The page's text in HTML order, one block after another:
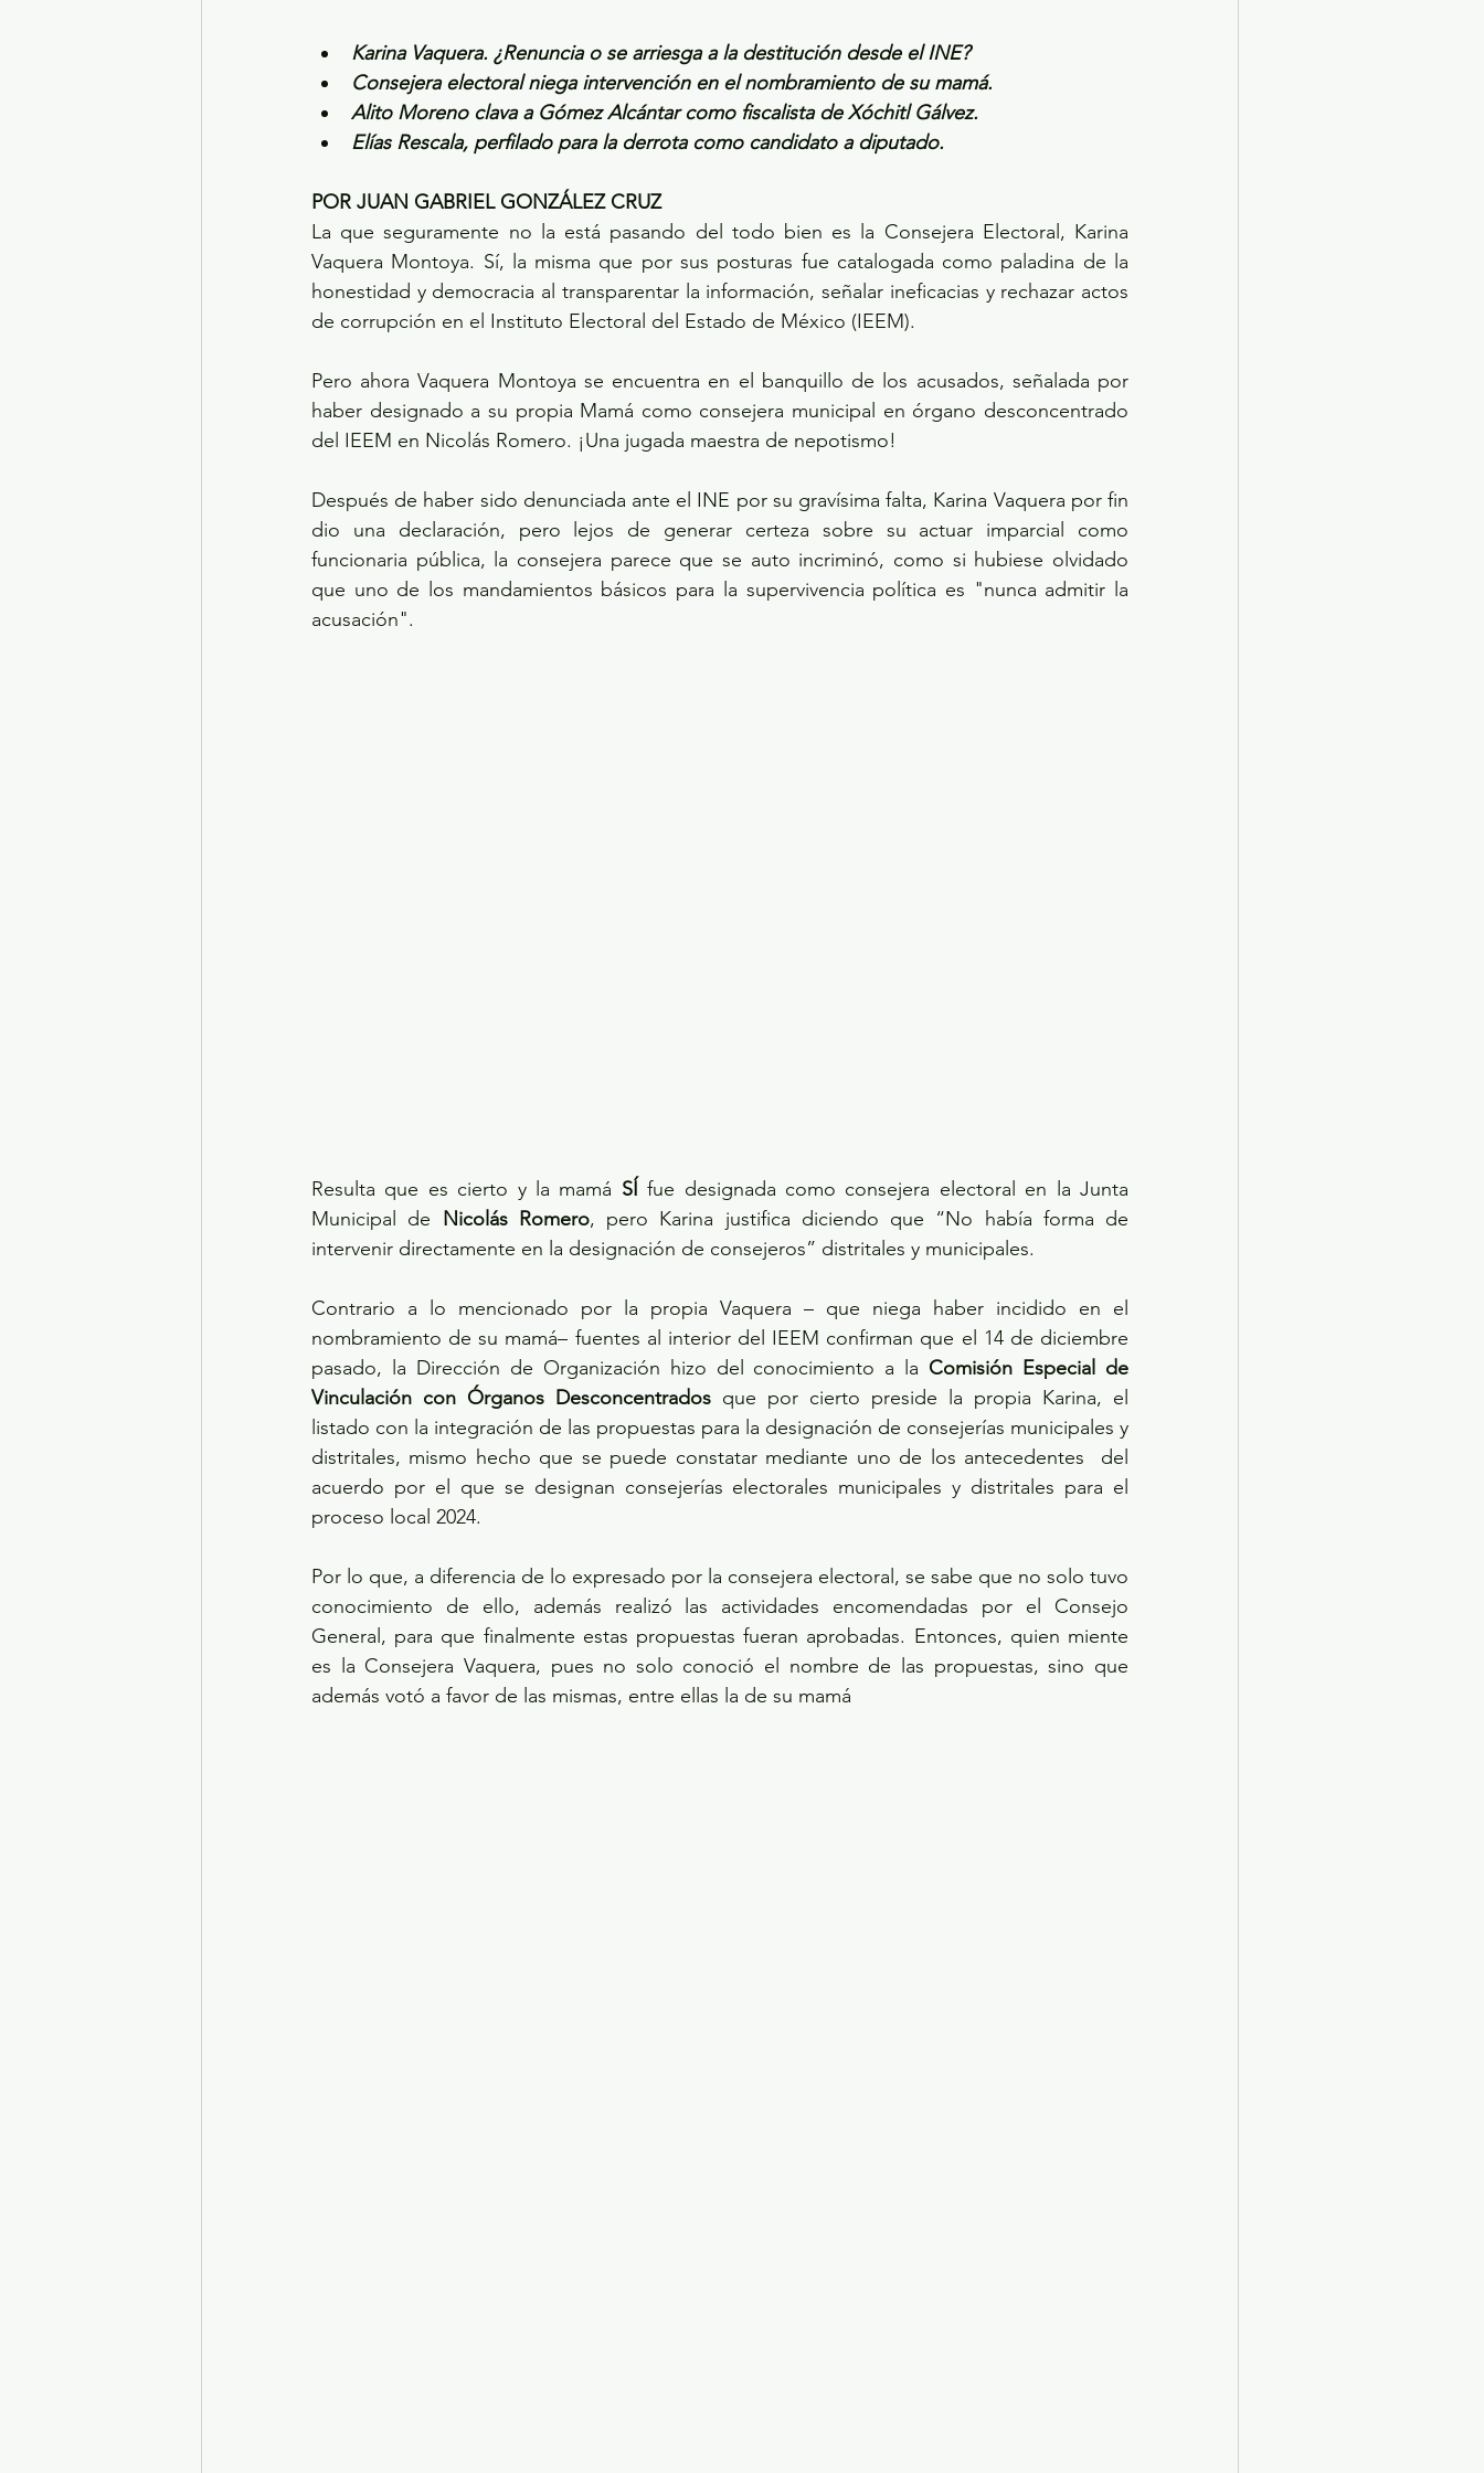
Karina Vaquera. ¿Renuncia o se arriesga a la destitución desde el INE?
Consejera electoral niega intervención en el nombramiento de su mamá.
Alito Moreno clava a Gómez Alcántar como fiscalista de Xóchitl Gálvez.
Elías Rescala, perfilado para la derrota como candidato a diputado.
POR JUAN GABRIEL GONZÁLEZ CRUZ
La que seguramente no la está pasando del todo bien es la Consejera Electoral, Karina
Vaquera Montoya. Sí, la misma que por sus posturas fue catalogada como paladina de la
honestidad y democracia al transparentar la información, señalar ineficacias y rechazar actos
de corrupción en el Instituto Electoral del Estado de México (IEEM).
Pero ahora Vaquera Montoya se encuentra en el banquillo de los acusados, señalada por
haber designado a su propia Mamá como consejera municipal en órgano desconcentrado
del IEEM en Nicolás Romero. ¡Una jugada maestra de nepotismo!
Después de haber sido denunciada ante el INE por su gravísima falta, Karina Vaquera por fin
dio una declaración, pero lejos de generar certeza sobre su actuar imparcial como
funcionaria pública, la consejera parece que se auto incriminó, como si hubiese olvidado
que uno de los mandamientos básicos para la supervivencia política es "nunca admitir la
acusación".
Resulta que es cierto y la mamá SÍ fue designada como consejera electoral en la Junta
Municipal de
Nicolás Romero, pero Karina justifica diciendo que “No había forma de
intervenir directamente en la designación de consejeros” distritales y municipales.
Contrario a lo mencionado por la propia Vaquera – que niega haber incidido en el
nombramiento de su mamá– fuentes al interior del IEEM confirman que el 14 de diciembre
pasado, la Dirección de Organización hizo del conocimiento a la Comisión Especial de
Vinculación con Órganos Desconcentrados que por cierto preside la propia Karina, el
listado con la integración de las propuestas para la designación de consejerías municipales y
distritales, mismo hecho que se puede constatar mediante uno de los antecedentes  del
acuerdo por el que se designan consejerías electorales municipales y distritales para el
proceso local 2024.
Por lo que, a diferencia de lo expresado por la consejera electoral, se sabe que no solo tuvo
conocimiento de ello, además realizó las actividades encomendadas por el Consejo
General, para que finalmente estas propuestas fueran aprobadas. Entonces, quien miente
es la Consejera Vaquera, pues no solo conoció el nombre de las propuestas, sino que
además votó a favor de las mismas, entre ellas la de su mamá